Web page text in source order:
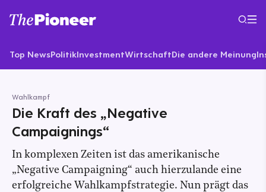
Top NewsPolitikInvestmentWirtschaftDie andere Meinung
Wahlkampf
Die Kraft des „Negative
Campaignings“
In komplexen Zeiten ist das amerikanische
„Negative Campaigning“ auch hierzulande eine
erfolgreiche Wahlkampfstrategie. Nun prägt das